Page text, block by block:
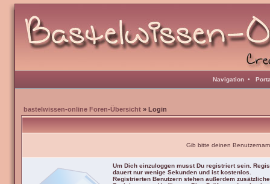
Navigation •
bastelwissen-online Foren-Übersicht » Login
Gib bitte deinen
Um Dich einzuloggen musst Du registriert sein.
dauert nur wenige Sekunden und ist kostenlos.
Registrierten Benutzern stehen außerdem zusätzliche